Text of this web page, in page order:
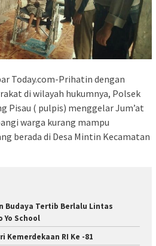
Today.com-Prihatin dengan
di wilayah hukumnya, Polsek
Pisau ( pulpis) menggelar Jum’at
warga kurang mampu
berada di Desa Mintin Kecamatan
Budaya Tertib Berlalu Lintas
Yo School
Kemerdekaan RI Ke -81